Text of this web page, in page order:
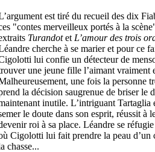
est tiré du recueil des dix
"contes merveilleux portés à la
Turandotet L’amour des trois
cherche à se marier et pour ce
lui confie un détecteur de
une jeune fille l’aimant vraiment
une fois la personne
la décision saugrenue de briser le
inutile. L’intriguant Tartaglia
le doute dans son esprit, réussit à
roi à sa place. Léandre se
Cigolotti lui fait prendre la peau d’un
chasse...